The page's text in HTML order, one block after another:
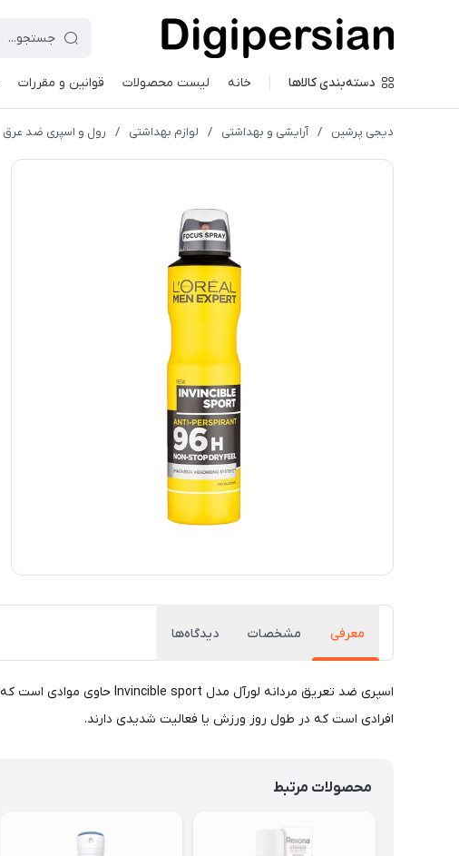
دسته‌بندی کالاها خانه لیست محصولات قوانین و مقررات
دیجی پرشین / آرایشی و بهداشتی / لوازم بهداشتی / رول و اسپری ضد عرق
معرفی مشخصات دیدگاه‌ها
افرادی است که در طول روز ورزش یا فعالیت شدیدی دارند.
محصولات مرتبط